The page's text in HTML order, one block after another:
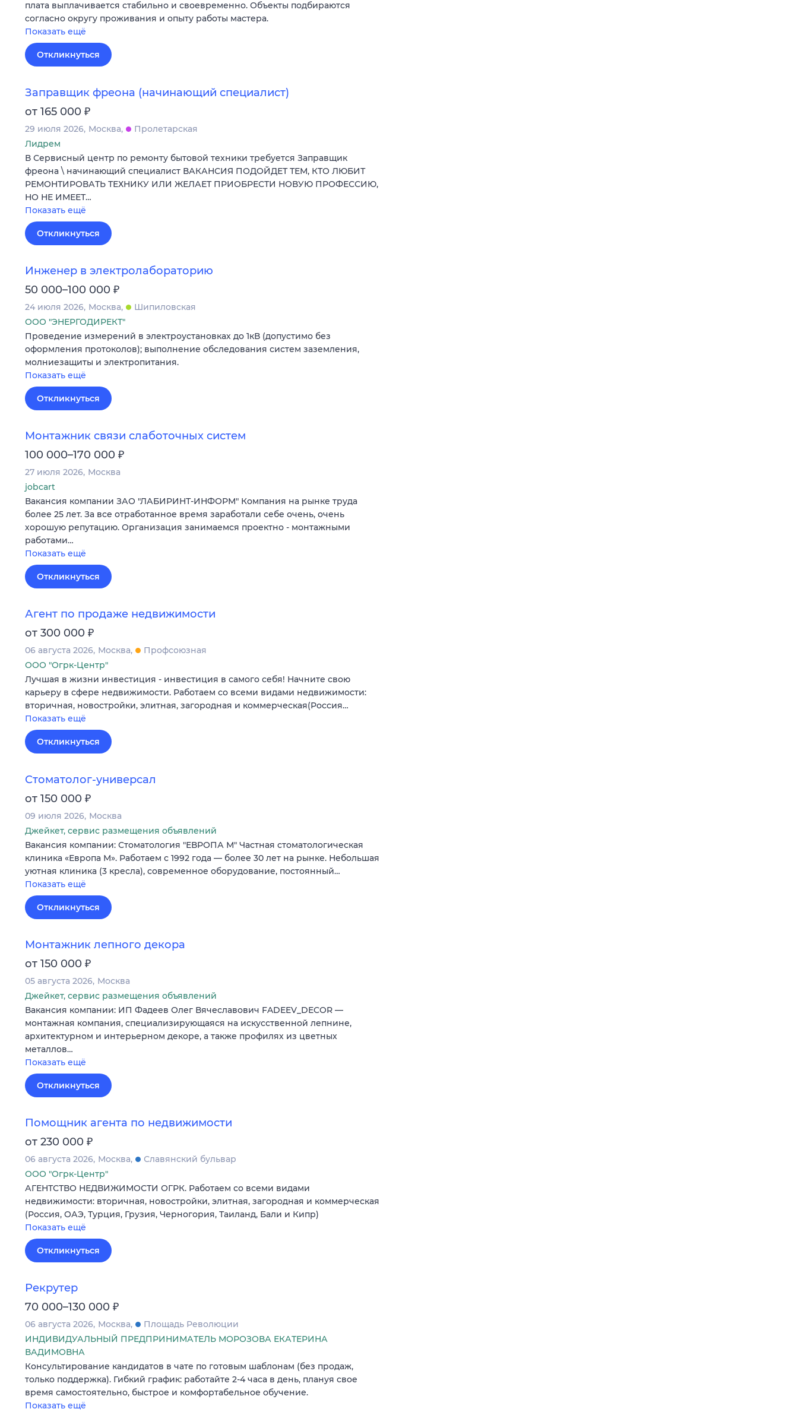
плата выплачивается стабильно и своевременно. Объекты подбираются
согласно округу проживания и опыту работы мастера.
Показать ещё
Откликнуться
Заправщик фреона (начинающий специалист)
от 165 000 ₽
29 июля 2026 Москва
Пролетарская
Лидрем
В Сервисный центр по ремонту бытовой техники требуется Заправщик
фреона \ начинающий специалист ВАКАНСИЯ ПОДОЙДЕТ ТЕМ, КТО ЛЮБИТ
РЕМОНТИРОВАТЬ ТЕХНИКУ ИЛИ ЖЕЛАЕТ ПРИОБРЕСТИ НОВУЮ ПРОФЕССИЮ,
НО НЕ ИМЕЕТ…
Показать ещё
Откликнуться
Инженер в электролабораторию
50 000–100 000 ₽
24 июля 2026 Москва
Шипиловская
ООО "ЭНЕРГОДИРЕКТ"
Проведение измерений в электроустановках до 1кВ (допустимо без
оформления протоколов); выполнение обследования систем заземления,
молниезащиты и электропитания.
Показать ещё
Откликнуться
Монтажник связи слаботочных систем
100 000–170 000 ₽
27 июля 2026 Москва
jobcart
Вакансия компании ЗАО "ЛАБИРИНТ-ИНФОРМ" Компания на рынке труда
более 25 лет. За все отработанное время заработали себе очень, очень
хорошую репутацию. Организация занимаемся проектно - монтажными
работами…
Показать ещё
Откликнуться
Агент по продаже недвижимости
от 300 000 ₽
06 августа 2026 Москва
Профсоюзная
ООО "Огрк-Центр"
Лучшая в жизни инвестиция - инвестиция в самого себя! Начните свою
карьеру в сфере недвижимости. Работаем со всеми видами недвижимости:
вторичная, новостройки, элитная, загородная и коммерческая(Россия…
Показать ещё
Откликнуться
Стоматолог-универсал
от 150 000 ₽
09 июля 2026 Москва
Джейкет, сервис размещения объявлений
Вакансия компании: Стоматология "ЕВРОПА М" Частная стоматологическая
клиника «Европа М». Работаем с 1992 года — более 30 лет на рынке. Небольшая
уютная клиника (3 кресла), современное оборудование, постоянный…
Показать ещё
Откликнуться
Монтажник лепного декора
от 150 000 ₽
05 августа 2026 Москва
Джейкет, сервис размещения объявлений
Вакансия компании: ИП Фадеев Олег Вячеславович FADEEV_DECOR —
монтажная компания, специализирующаяся на искусственной лепнине,
архитектурном и интерьерном декоре, а также профилях из цветных
металлов…
Показать ещё
Откликнуться
Помощник агента по недвижимости
от 230 000 ₽
06 августа 2026 Москва
Славянский бульвар
ООО "Огрк-Центр"
АГЕНТСТВО НЕДВИЖИМОСТИ ОГРК. Работаем со всеми видами
недвижимости: вторичная, новостройки, элитная, загородная и коммерческая
(Россия, ОАЭ, Турция, Грузия, Черногория, Таиланд, Бали и Кипр)
Показать ещё
Откликнуться
Рекрутер
70 000–130 000 ₽
06 августа 2026 Москва
Площадь Революции
ИНДИВИДУАЛЬНЫЙ ПРЕДПРИНИМАТЕЛЬ МОРОЗОВА ЕКАТЕРИНА
ВАДИМОВНА
Консультирование кандидатов в чате по готовым шаблонам (без продаж,
только поддержка). Гибкий график: работайте 2-4 часа в день, плануя свое
время самостоятельно, быстрое и комфортабельное обучение.
Показать ещё